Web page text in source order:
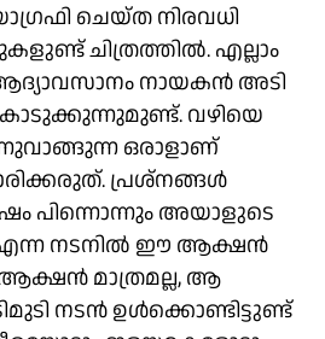
ചെയ്ത നിരവധി
ചിത്രത്തിൽ. എല്ലാം
ആദ്യാവസാനം നായകൻ അടി
വഴിയെ
ഒരാളാണ്
പ്രശ്നങ്ങൾ
പിന്നൊന്നും അയാളുടെ
എന്ന നടനിൽ ഈ ആക്ഷൻ
ആക്ഷൻ മാത്രമല്ല, ആ
നടൻ ഉൾക്കൊണ്ടിട്ടുണ്ട്